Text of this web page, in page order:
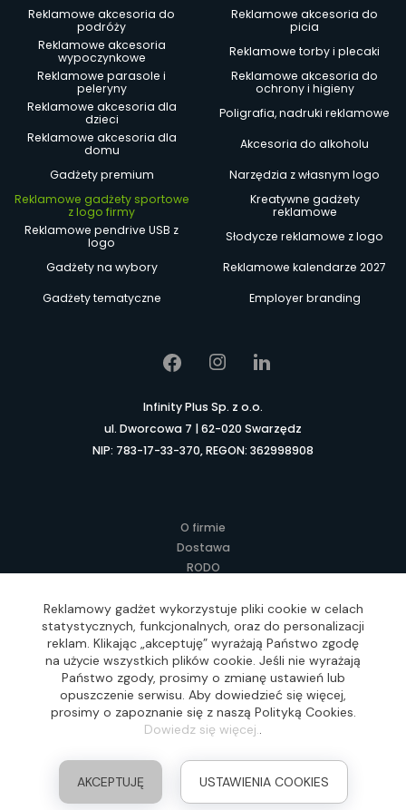
Reklamowe akcesoria do
podróży
Reklamowe akcesoria do
picia
Reklamowe akcesoria
wypoczynkowe
Reklamowe torby i plecaki
Reklamowe parasole i
peleryny
Reklamowe akcesoria do
ochrony i higieny
Reklamowe akcesoria dla
dzieci
Poligrafia, nadruki reklamowe
Reklamowe akcesoria dla
domu
Akcesoria do alkoholu
Gadżety premium
Narzędzia z własnym logo
Reklamowe gadżety sportowe
z logo firmy
Kreatywne gadżety
reklamowe
Reklamowe pendrive USB z
logo
Słodycze reklamowe z logo
Gadżety na wybory
Reklamowe kalendarze 2027
Gadżety tematyczne
Employer branding
Infinity Plus Sp. z o.o.
ul. Dworcowa 7 | 62-020 Swarzędz
NIP: 783-17-33-370, REGON: 362998908
O firmie
Dostawa
RODO
Regulamin
Lokalne Gadżety Reklamowe
Jak zamawiać?
Słownik pojęć
FAQ
Realizacja: Idea4Me.pl, Wszelkie prawa zastrzeżone
Reklamowy gadżet wykorzystuje pliki cookie w celach
statystycznych, funkcjonalnych, oraz do personalizacji
reklam. Klikając „akceptuję” wyrażają Państwo zgodę
na użycie wszystkich plików cookie. Jeśli nie wyrażają
Państwo zgody, prosimy o zmianę ustawień lub
opuszczenie serwisu. Aby dowiedzieć się więcej,
prosimy o zapoznanie się z naszą Polityką Cookies.
Dowiedz się więcej..
AKCEPTUJĘ USTAWIENIA COOKIES